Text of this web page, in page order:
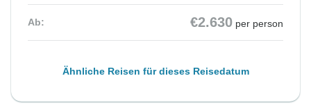
Ab: €2.630 per person
Ähnliche Reisen für dieses Reisedatum